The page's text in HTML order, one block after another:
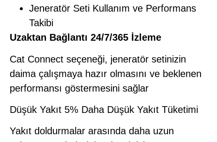
Jeneratör Seti Kullanım ve Performans
Takibi
Uzaktan Bağlantı 24/7/365 İzleme
Cat Connect seçeneği, jeneratör setinizin
daima çalışmaya hazır olmasını ve beklenen
performansı göstermesini sağlar
Düşük Yakıt 5% Daha Düşük Yakıt Tüketimi
Yakıt doldurmalar arasında daha uzun